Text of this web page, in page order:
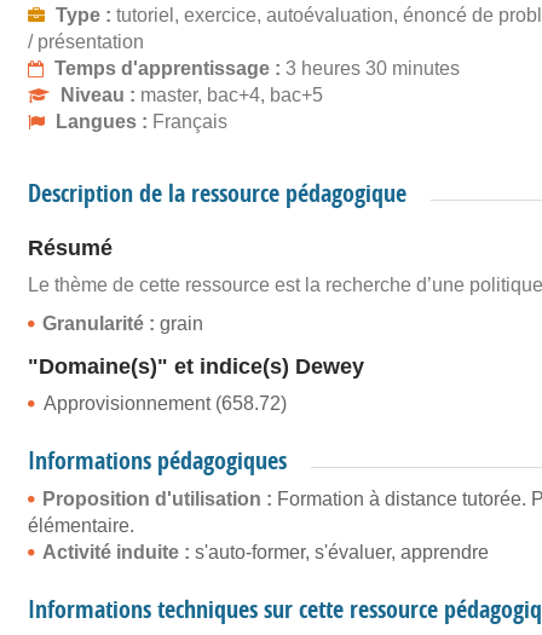
Type : tutoriel, exercice, autoévaluation, énoncé de
/ présentation
Temps d'apprentissage : 3 heures 30 minutes
Niveau : master, bac+4, bac+5
Langues : Français
Description de la ressource pédagogique
Résumé
Le thème de cette ressource est la recherche d’une
Granularité : grain
"Domaine(s)" et indice(s) Dewey
Approvisionnement (658.72)
Informations pédagogiques
Proposition d'utilisation : Formation à distance tutorée.
élémentaire.
Activité induite : s'auto-former, s'évaluer, apprendre
Informations techniques sur cette ressource